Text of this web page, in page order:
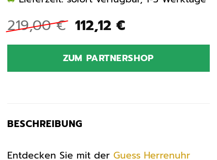
219,00€ Ursprünglicher
Preis
war:
219,00 €
112,12 €Aktueller
ist:
112,12 €.
ZUM PARTNERSHOP
BESCHREIBUNG
Entdecken Sie mit der Guess Herrenuhr